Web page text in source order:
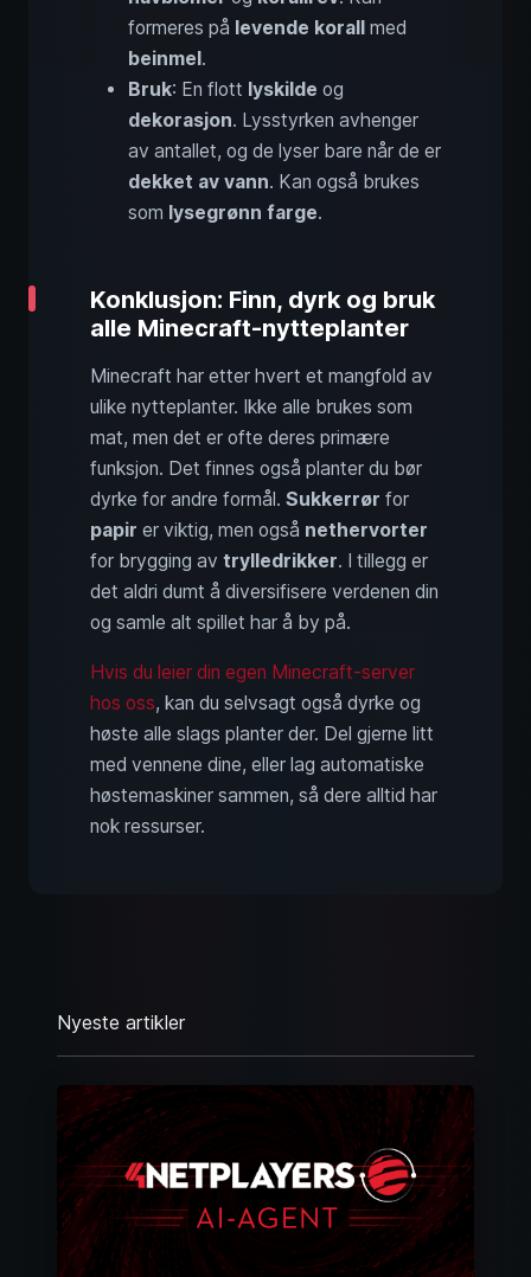
formeres på levende korall med
beinmel.
Bruk: En flott lyskilde og
dekorasjon. Lysstyrken avhenger
av antallet, og de lyser bare når de er
dekket av vann. Kan også brukes
som lysegrønn farge.
Konklusjon: Finn, dyrk og bruk
alle Minecraft-nytteplanter
Minecraft har etter hvert et mangfold av
ulike nytteplanter. Ikke alle brukes som
mat, men det er ofte deres primære
funksjon. Det finnes også planter du bør
dyrke for andre formål. Sukkerrør for
papir er viktig, men også nethervorter
for brygging av trylledrikker. I tillegg er
det aldri dumt å diversifisere verdenen din
og samle alt spillet har å by på.
Hvis du leier din egen Minecraft-server
hos oss, kan du selvsagt også dyrke og
høste alle slags planter der. Del gjerne litt
med vennene dine, eller lag automatiske
høstemaskiner sammen, så dere alltid har
nok ressurser.
Nyeste artikler